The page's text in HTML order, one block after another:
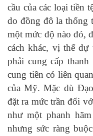
cầu của các loại tiền
do đồng đô la thống
một mức độ nào đó,
cách khác, vị thế
phải cung cấp
cung tiền có liên
của Mỹ. Mặc dù
đặt ra mức trần đối
như một phanh
nhưng sức ràng